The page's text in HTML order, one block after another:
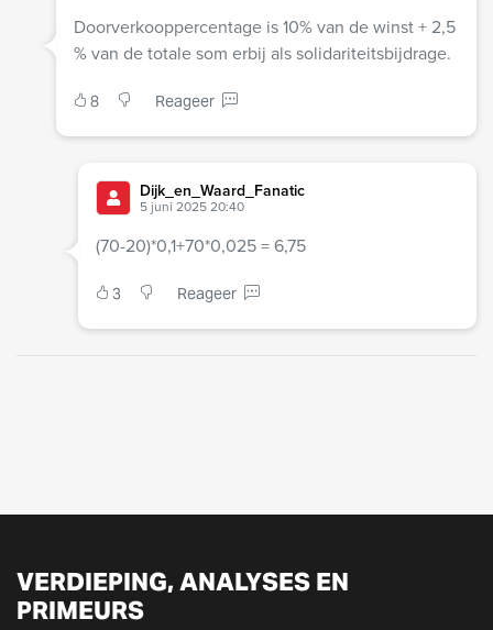
Doorverkooppercentage is 10% van de winst + 2,5
% van de totale som erbij als solidariteitsbijdrage.
8 Reageer
Dijk_en_Waard_Fanatic
5 juni 2025 20:40
(70-20)*0,1+70*0,025 = 6,75
3 Reageer
VERDIEPING, ANALYSES EN
PRIMEURS